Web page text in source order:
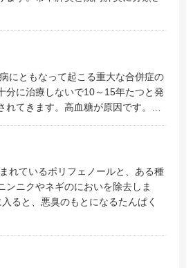
ともなって起こる重大な合併症の
分に治療しないで10～15年たつと発
れてきます。高血糖が原因です。…
れているポリフェノールと、ある種
ンニクやネギのにおいを除去しま
ると、悪臭のもとになるたんぱく